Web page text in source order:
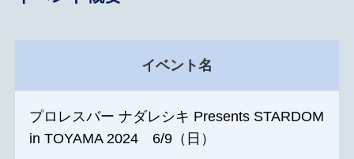
イベント名
プロレスバー ナダレシキ Presents STARDOM
in TOYAMA 2024 6/9（日）